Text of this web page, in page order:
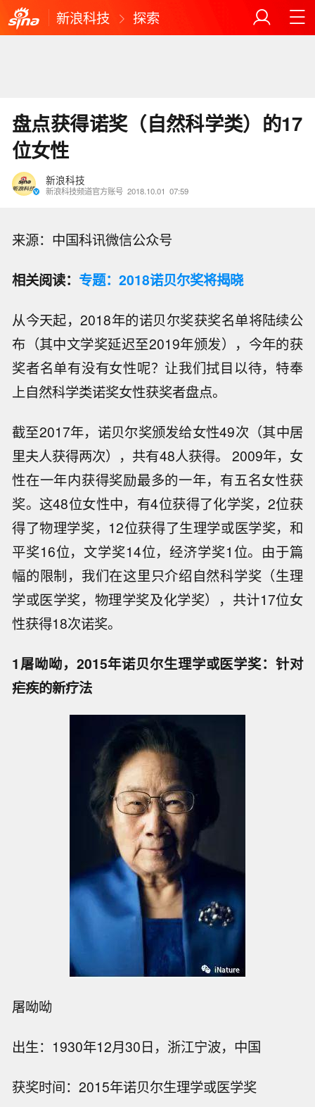
新浪科技 探索
盘点获得诺奖（自然科学类）的17
位女性
新浪科技
新浪科技频道官方账号 2018.10.01 07:59
来源：中国科讯微信公众号
相关阅读： 专题：2018诺贝尔奖将揭晓
从今天起，2018年的诺贝尔奖获奖名单将陆续公
布（其中文学奖延迟至2019年颁发），今年的获
奖者名单有没有女性呢？让我们拭目以待，特奉
上自然科学类诺奖女性获奖者盘点。
截至2017年，诺贝尔奖颁发给女性49次（其中居
里夫人获得两次），共有48人获得。 2009年，女
性在一年内获得奖励最多的一年，有五名女性获
奖。这48位女性中，有4位获得了化学奖，2位获
得了物理学奖，12位获得了生理学或医学奖，和
平奖16位，文学奖14位，经济学奖1位。由于篇
幅的限制，我们在这里只介绍自然科学奖（生理
学或医学奖，物理学奖及化学奖），共计17位女
性获得18次诺奖。
1屠呦呦，2015年诺贝尔生理学或医学奖：针对
疟疾的新疗法
屠呦呦
出生：1930年12月30日，浙江宁波，中国
获奖时间：2015年诺贝尔生理学或医学奖